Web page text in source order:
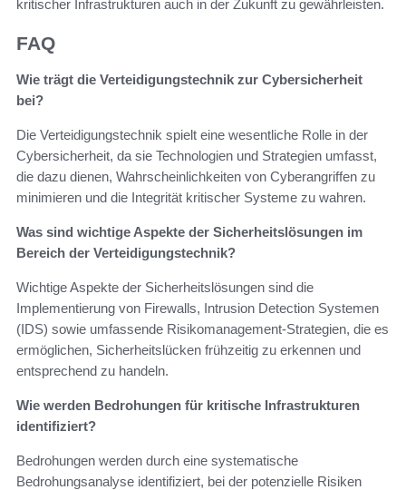
kritischer Infrastrukturen auch in der Zukunft zu gewährleisten.
FAQ
Wie trägt die Verteidigungstechnik zur Cybersicherheit
bei?
Die Verteidigungstechnik spielt eine wesentliche Rolle in der
Cybersicherheit, da sie Technologien und Strategien umfasst,
die dazu dienen, Wahrscheinlichkeiten von Cyberangriffen zu
minimieren und die Integrität kritischer Systeme zu wahren.
Was sind wichtige Aspekte der Sicherheitslösungen im
Bereich der Verteidigungstechnik?
Wichtige Aspekte der Sicherheitslösungen sind die
Implementierung von Firewalls, Intrusion Detection Systemen
(IDS) sowie umfassende Risikomanagement-Strategien, die es
ermöglichen, Sicherheitslücken frühzeitig zu erkennen und
entsprechend zu handeln.
Wie werden Bedrohungen für kritische Infrastrukturen
identifiziert?
Bedrohungen werden durch eine systematische
Bedrohungsanalyse identifiziert, bei der potenzielle Risiken